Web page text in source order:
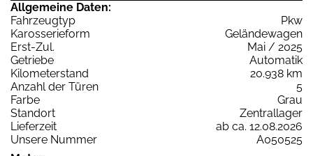
Allgemeine Daten:
Fahrzeugtyp
Pkw
Karosserieform
Geländewagen
Erst-Zul.
Mai / 2025
Getriebe
Automatik
Kilometerstand
20.938 km
Anzahl der Türen
5
Farbe
Grau
Standort
Zentrallager
Lieferzeit
ab ca. 12.08.2026
Unsere Nummer
A050525